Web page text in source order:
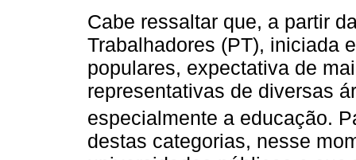
Cabe ressaltar que, a partir
Trabalhadores (PT), iniciada
populares, expectativa de
representativas de diversas
especialmente a educação.
destas categorias, nesse